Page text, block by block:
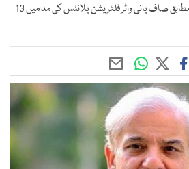
نیب کے دائر کردہ ریفرینس کے مطابق صاف پانی واٹر فلٹریشن پلانٹس کی مد میں 13